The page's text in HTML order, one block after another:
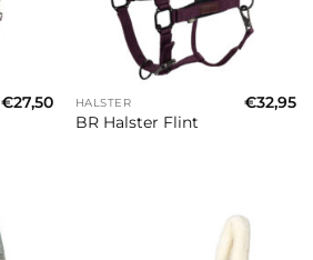
€27,50 HALSTER
BR Halster Flint
€32,95